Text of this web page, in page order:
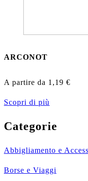
ARCONOT
A partire da 1,19 €
Scopri di più
Categorie
Abbigliamento e
Borse e Viaggi